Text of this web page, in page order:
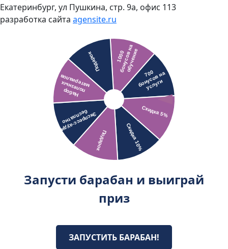
Екатеринбург, ул Пушкина, стр. 9а, офис 113
разработка сайта agensite.ru
Запусти барабан и выиграй
приз
ЗАПУСТИТЬ БАРАБАН!